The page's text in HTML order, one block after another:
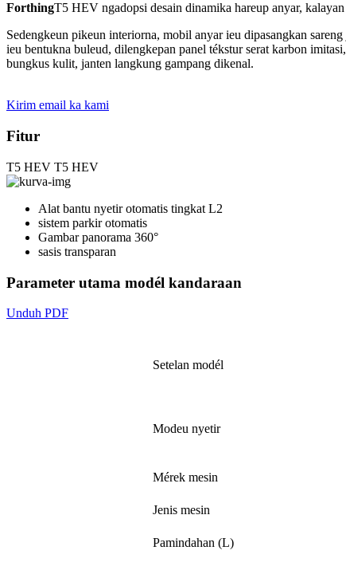
ForthingT5 HEV ngadopsi desain dinamika hareup anyar,
Sedengkeun pikeun interiorna, mobil anyar ieu dipasangkan
ieu bentukna buleud, dilengkepan panel tékstur serat karbon
bungkus kulit, janten langkung gampang dikenal.
Kirim email ka kami
Fitur
T5 HEV T5 HEV
Alat bantu nyetir otomatis tingkat L2
sistem parkir otomatis
Gambar panorama 360°
sasis transparan
Parameter utama modél kandaraan
Unduh PDF
Setelan modél
Modeu nyetir
Mérek mesin
Jenis mesin
Pamindahan (L)